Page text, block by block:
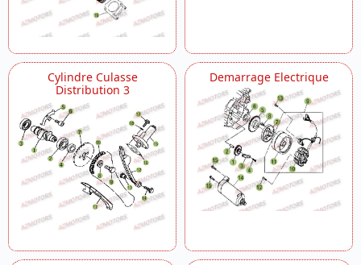
Cylindre Culasse
Distribution 3
Demarrage Electrique